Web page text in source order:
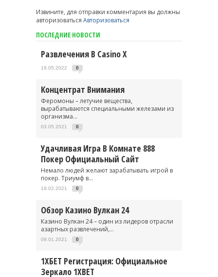
Извините, для отправки комментария вы должны
авторизоваться Авторизоваться
ПОСЛЕДНИЕ НОВОСТИ
Развлечения В Casino X
19.05.2022 0
Концентрат Внимания
Феромоны – летучие вещества,
вырабатываются специальными железами из
организма...
03.05.2021 0
Удачливая Игра В Комнате 888
Покер Официальный Сайт
Немало людей желают зарабатывать игрой в
покер. Триумф в...
19.02.2021 0
Обзор Казино Вулкан 24
Казино Вулкан 24 – один из лидеров отрасли
азартных развлечений,...
09.01.2021 0
1ХБЕТ Регистрация: Официальное
Зеркало 1XBET